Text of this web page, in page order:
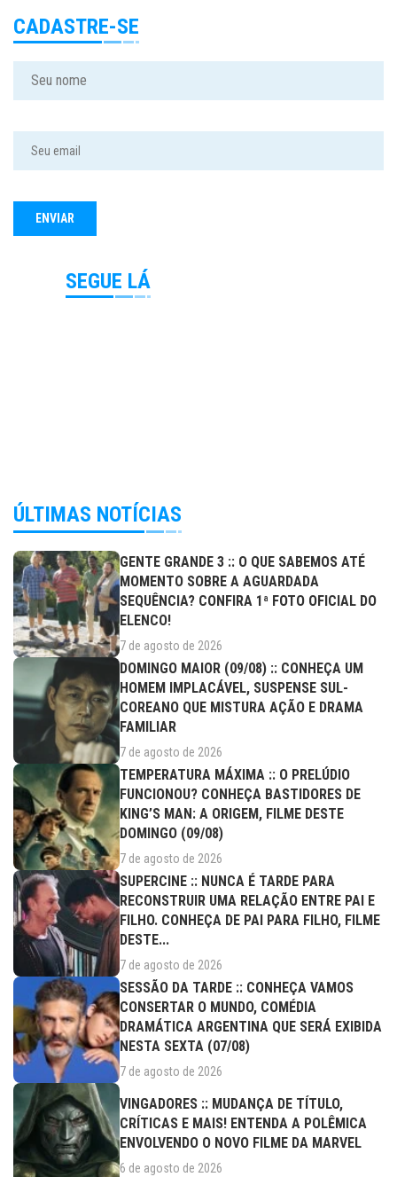
CADASTRE-SE
SEGUE LÁ
ÚLTIMAS NOTÍCIAS
GENTE GRANDE 3 :: O QUE SABEMOS ATÉ
MOMENTO SOBRE A AGUARDADA
SEQUÊNCIA? CONFIRA 1ª FOTO OFICIAL DO
ELENCO!
7 de agosto de 2026
DOMINGO MAIOR (09/08) :: CONHEÇA UM
HOMEM IMPLACÁVEL, SUSPENSE SUL-
COREANO QUE MISTURA AÇÃO E DRAMA
FAMILIAR
7 de agosto de 2026
TEMPERATURA MÁXIMA :: O PRELÚDIO
FUNCIONOU? CONHEÇA BASTIDORES DE
KING’S MAN: A ORIGEM, FILME DESTE
DOMINGO (09/08)
7 de agosto de 2026
SUPERCINE :: NUNCA É TARDE PARA
RECONSTRUIR UMA RELAÇÃO ENTRE PAI E
FILHO. CONHEÇA DE PAI PARA FILHO, FILME
DESTE...
7 de agosto de 2026
SESSÃO DA TARDE :: CONHEÇA VAMOS
CONSERTAR O MUNDO, COMÉDIA
DRAMÁTICA ARGENTINA QUE SERÁ EXIBIDA
NESTA SEXTA (07/08)
7 de agosto de 2026
VINGADORES :: MUDANÇA DE TÍTULO,
CRÍTICAS E MAIS! ENTENDA A POLÊMICA
ENVOLVENDO O NOVO FILME DA MARVEL
6 de agosto de 2026